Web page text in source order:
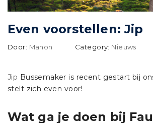
Even voorstellen: Jip
Door: Manon Category: Nieuws
Jip Bussemaker is recent gestart bij
stelt zich even voor!
Wat ga je doen bij